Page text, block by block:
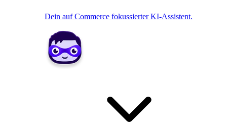
Dein auf Commerce fokussierter KI-Assistent.